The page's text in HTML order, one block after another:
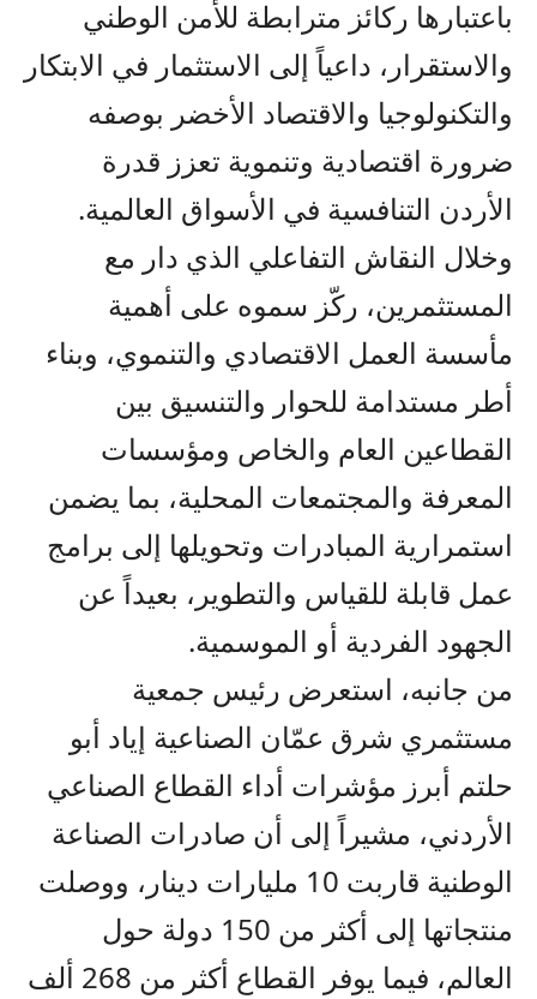
باعتبارها ركائز مترابطة للأمن الوطني
والاستقرار، داعياً إلى الاستثمار في الابتكار
والتكنولوجيا والاقتصاد الأخضر بوصفه
ضرورة اقتصادية وتنموية تعزز قدرة
الأردن التنافسية في الأسواق العالمية.
وخلال النقاش التفاعلي الذي دار مع
المستثمرين، ركّز سموه على أهمية
مأسسة العمل الاقتصادي والتنموي، وبناء
أطر مستدامة للحوار والتنسيق بين
القطاعين العام والخاص ومؤسسات
المعرفة والمجتمعات المحلية، بما يضمن
استمرارية المبادرات وتحويلها إلى برامج
عمل قابلة للقياس والتطوير، بعيداً عن
الجهود الفردية أو الموسمية.
من جانبه، استعرض رئيس جمعية
مستثمري شرق عمّان الصناعية إياد أبو
حلتم أبرز مؤشرات أداء القطاع الصناعي
الأردني، مشيراً إلى أن صادرات الصناعة
الوطنية قاربت 10 مليارات دينار، ووصلت
منتجاتها إلى أكثر من 150 دولة حول
العالم، فيما يوفر القطاع أكثر من 268 ألف